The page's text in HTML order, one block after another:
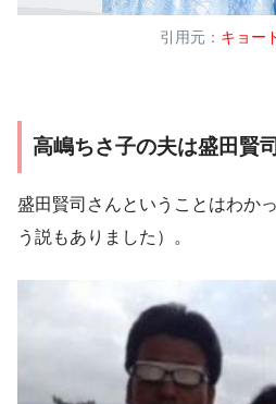
引用元： キョー
高嶋ちさ子の夫は盛田賢
盛田賢司さんということはわか
う説もありました）。